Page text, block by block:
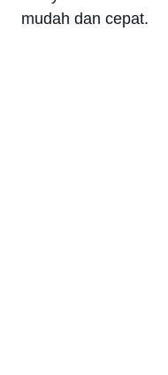
mudah dan cepat.